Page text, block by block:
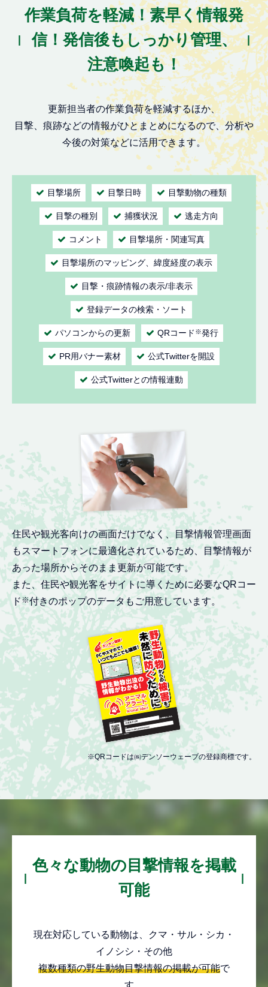
作業負荷を軽減！素早く情報発
信！発信後もしっかり管理、
注意喚起も！
更新担当者の作業負荷を軽減するほか、
目撃、痕跡などの情報がひとまとめになるので、分析や
今後の対策などに活用できます。
目撃場所 目撃日時 目撃動物の種類
目撃の種別 捕獲状況 逃走方向
コメント 目撃場所・関連写真
目撃場所のマッピング、緯度経度の表示
目撃・痕跡情報の表示/非表示
登録データの検索・ソート
パソコンからの更新 QRコード ※発行
PR用バナー素材 公式Twitterを開設
公式Twitterとの情報連動
住民や観光客向けの画面だけでなく、目撃情報管理画面
もスマートフォンに最適化されているため、 目撃情報が
あった場所からそのまま更新が可能です。
また、住民や観光客をサイトに導くために必要なQRコー
ド※付きのポップのデータもご用意しています。
※QRコードは㈱デンソーウェーブの登録商標です。
色々な動物の目撃情報を掲載
可能
現在対応している動物は、クマ・サル・シカ・
イノシシ・その他
複数種類の野生動物目撃情報の掲載が可能で
す。